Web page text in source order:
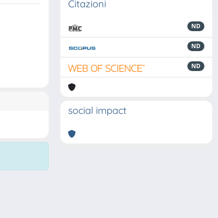
Citazioni
ND
ND
ND
social impact